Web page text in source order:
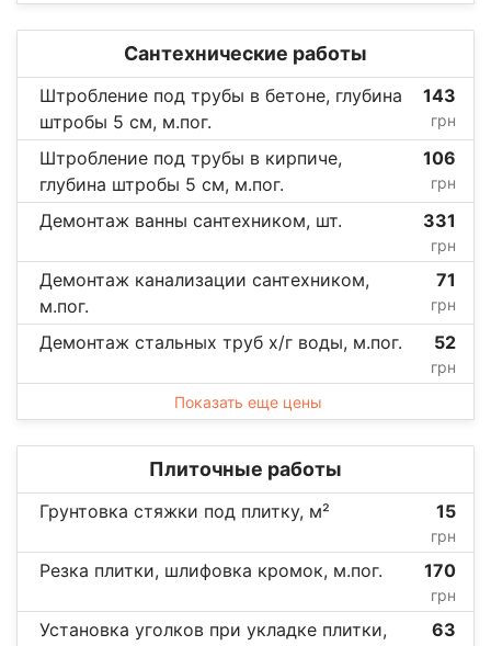
Сантехнические работы
Штробление под трубы в бетоне, глубина
штробы 5 см, м.пог.
143
грн
Штробление под трубы в кирпиче,
глубина штробы 5 см, м.пог.
106
грн
Демонтаж ванны сантехником, шт. 331
грн
Демонтаж канализации сантехником,
м.пог.
71
грн
Демонтаж стальных труб х/г воды, м.пог. 52
грн
Показать еще цены
Плиточные работы
Грунтовка стяжки под плитку, м² 15
грн
Резка плитки, шлифовка кромок, м.пог. 170
грн
Установка уголков при укладке плитки,
63